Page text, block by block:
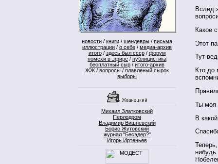
новости / книги / шендевры / письма
иллюстрации / о себе / медиа-архив
итого/ здесь был ссср/ форум
помехи в эфире / публицистика
бесплатный сыр / итого-архив
ЖЖ / вопросы / плавленый сырок
выборы
Михаил Златковский
Перлодром
Владимир Вишневский
Борис Жутовский
журнал "Бесэдер?"
Игорь Иртеньев
Вслед
Какое
Этот
Тут
Кто до
Ты моя
В
нибудь